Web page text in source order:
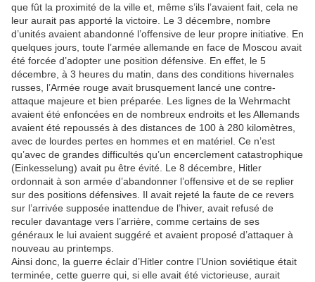
que fût la proximité de la ville et, même s’ils l’avaient fait, cela ne
leur aurait pas apporté la victoire. Le 3 décembre, nombre
d’unités avaient abandonné l’offensive de leur propre initiative. En
quelques jours, toute l’armée allemande en face de Moscou avait
été forcée d’adopter une position défensive. En effet, le 5
décembre, à 3 heures du matin, dans des conditions hivernales
russes, l’Armée rouge avait brusquement lancé une contre-
attaque majeure et bien préparée. Les lignes de la Wehrmacht
avaient été enfoncées en de nombreux endroits et les Allemands
avaient été repoussés à des distances de 100 à 280 kilomètres,
avec de lourdes pertes en hommes et en matériel. Ce n’est
qu’avec de grandes difficultés qu’un encerclement catastrophique
(Einkesselung) avait pu être évité. Le 8 décembre, Hitler
ordonnait à son armée d’abandonner l’offensive et de se replier
sur des positions défensives. Il avait rejeté la faute de ce revers
sur l’arrivée supposée inattendue de l’hiver, avait refusé de
reculer davantage vers l’arrière, comme certains de ses
généraux le lui avaient suggéré et avaient proposé d’attaquer à
nouveau au printemps.
Ainsi donc, la guerre éclair d’Hitler contre l’Union soviétique était
terminée, cette guerre qui, si elle avait été victorieuse, aurait